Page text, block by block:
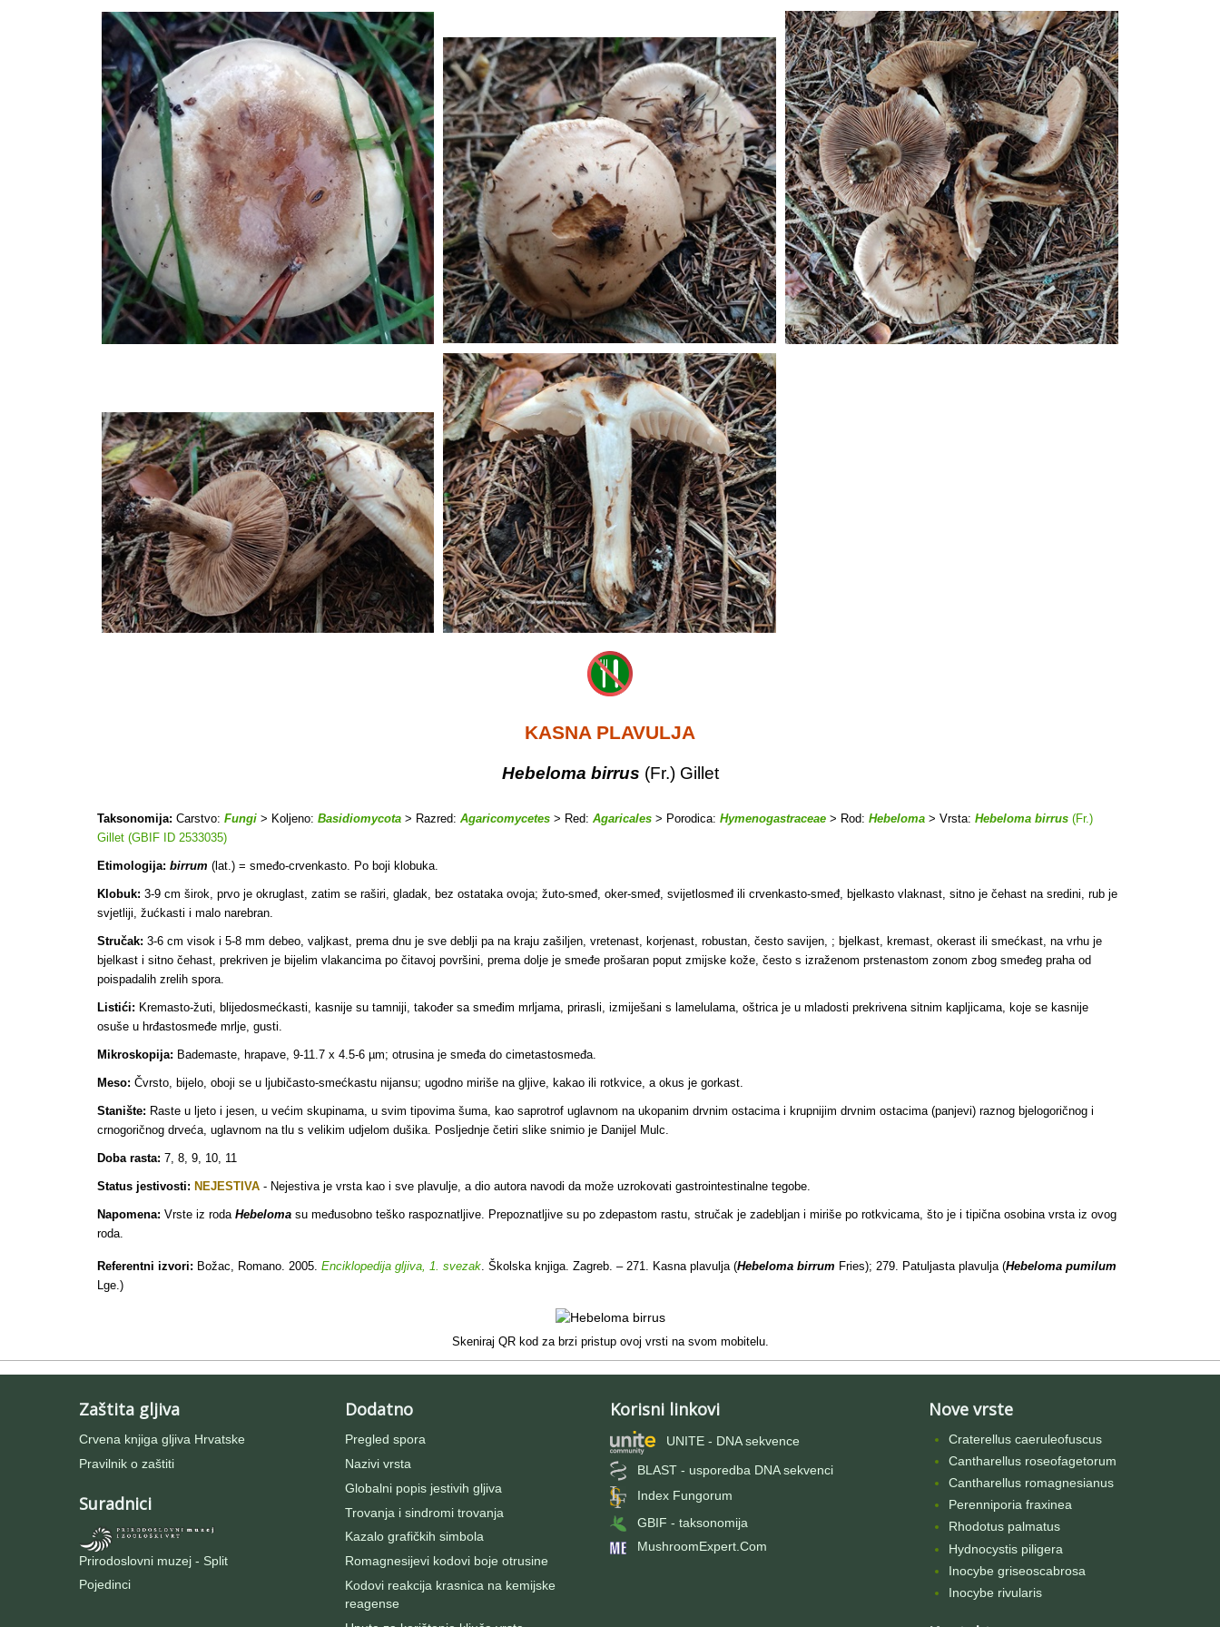
KASNA PLAVULJA
Hebeloma birrus (Fr.) Gillet
Taksonomija: Carstvo: Fungi > Koljeno: Basidiomycota > Razred: Agaricomycetes > Red: Agaricales > Porodica: Hymenogastraceae > Rod: Hebeloma > Vrsta: Hebeloma birrus (Fr.)
Gillet (GBIF ID 2533035)
Etimologija: birrum (lat.) = smeđo-crvenkasto. Po boji klobuka.
Klobuk: 3-9 cm širok, prvo je okruglast, zatim se raširi, gladak, bez ostataka ovoja; žuto-smeđ, oker-smeđ, svijetlosmeđ ili crvenkasto-smeđ, bjelkasto vlaknast, sitno je čehast na sredini, rub je
svjetliji, žućkasti i malo narebran.
Stručak: 3-6 cm visok i 5-8 mm debeo, valjkast, prema dnu je sve deblji pa na kraju zašiljen, vretenast, korjenast, robustan, često savijen, ; bjelkast, kremast, okerast ili smećkast, na vrhu je
bjelkast i sitno čehast, prekriven je bijelim vlakancima po čitavoj površini, prema dolje je smeđe prošaran poput zmijske kože, često s izraženom prstenastom zonom zbog smeđeg praha od
poispadalih zrelih spora.
Listići: Kremasto-žuti, blijedosmećkasti, kasnije su tamniji, također sa smeđim mrljama, prirasli, izmiješani s lamelulama, oštrica je u mladosti prekrivena sitnim kapljicama, koje se kasnije
osuše u hrđastosmeđe mrlje, gusti.
Mikroskopija: Bademaste, hrapave, 9-11.7 x 4.5-6 µm; otrusina je smeđa do cimetastosmeđa.
Meso: Čvrsto, bijelo, oboji se u ljubičasto-smećkastu nijansu; ugodno miriše na gljive, kakao ili rotkvice, a okus je gorkast.
Stanište: Raste u ljeto i jesen, u većim skupinama, u svim tipovima šuma, kao saprotrof uglavnom na ukopanim drvnim ostacima i krupnijim drvnim ostacima (panjevi) raznog bjelogoričnog i
crnogoričnog drveća, uglavnom na tlu s velikim udjelom dušika. Posljednje četiri slike snimio je Danijel Mulc.
Doba rasta: 7, 8, 9, 10, 11
Status jestivosti: NEJESTIVA - Nejestiva je vrsta kao i sve plavulje, a dio autora navodi da može uzrokovati gastrointestinalne tegobe.
Napomena: Vrste iz roda Hebeloma su međusobno teško raspoznatljive. Prepoznatljive su po zdepastom rastu, stručak je zadebljan i miriše po rotkvicama, što je i tipična osobina vrsta iz ovog
roda.
Referentni izvori: Božac, Romano. 2005. Enciklopedija gljiva, 1. svezak . Školska knjiga. Zagreb. – 271. Kasna plavulja (Hebeloma birrum Fries); 279. Patuljasta plavulja (Hebeloma pumilum
Lge.)
Skeniraj QR kod za brzi pristup ovoj vrsti na svom mobitelu.
Zaštita gljiva
Crvena knjiga gljiva Hrvatske
Pravilnik o zaštiti
Suradnici
Prirodoslovni muzej - Split
Pojedinci
Dodatno
Pregled spora
Nazivi vrsta
Globalni popis jestivih gljiva
Trovanja i sindromi trovanja
Kazalo grafičkih simbola
Romagnesijevi kodovi boje otrusine
Kodovi reakcija krasnica na kemijske
reagense
Korisni linkovi
UNITE - DNA sekvence
BLAST - usporedba DNA sekvenci
Index Fungorum
GBIF - taksonomija
MushroomExpert.Com
Nove vrste
Craterellus caeruleofuscus
Cantharellus roseofagetorum
Cantharellus romagnesianus
Perenniporia fraxinea
Rhodotus palmatus
Hydnocystis piligera
Inocybe griseoscabrosa
Inocybe rivularis